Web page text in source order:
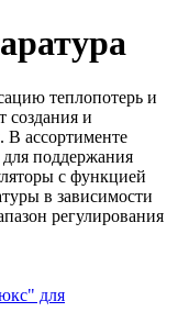
теплопотерь и
создания и
В ассортименте
поддержания
с функцией
в зависимости
регулирования